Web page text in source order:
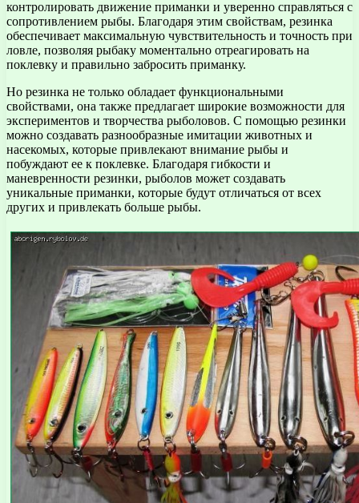
контролировать движение приманки и уверенно справляться с
сопротивлением рыбы. Благодаря этим свойствам, резинка
обеспечивает максимальную чувствительность и точность при
ловле, позволяя рыбаку моментально отреагировать на
поклевку и правильно забросить приманку.
Но резинка не только обладает функциональными
свойствами, она также предлагает широкие возможности для
экспериментов и творчества рыболовов. С помощью резинки
можно создавать разнообразные имитации животных и
насекомых, которые привлекают внимание рыбы и
побуждают ее к поклевке. Благодаря гибкости и
маневренности резинки, рыболов может создавать
уникальные приманки, которые будут отличаться от всех
других и привлекать больше рыбы.